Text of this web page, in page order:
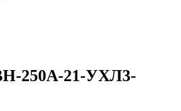
250А-21-УХЛ3-